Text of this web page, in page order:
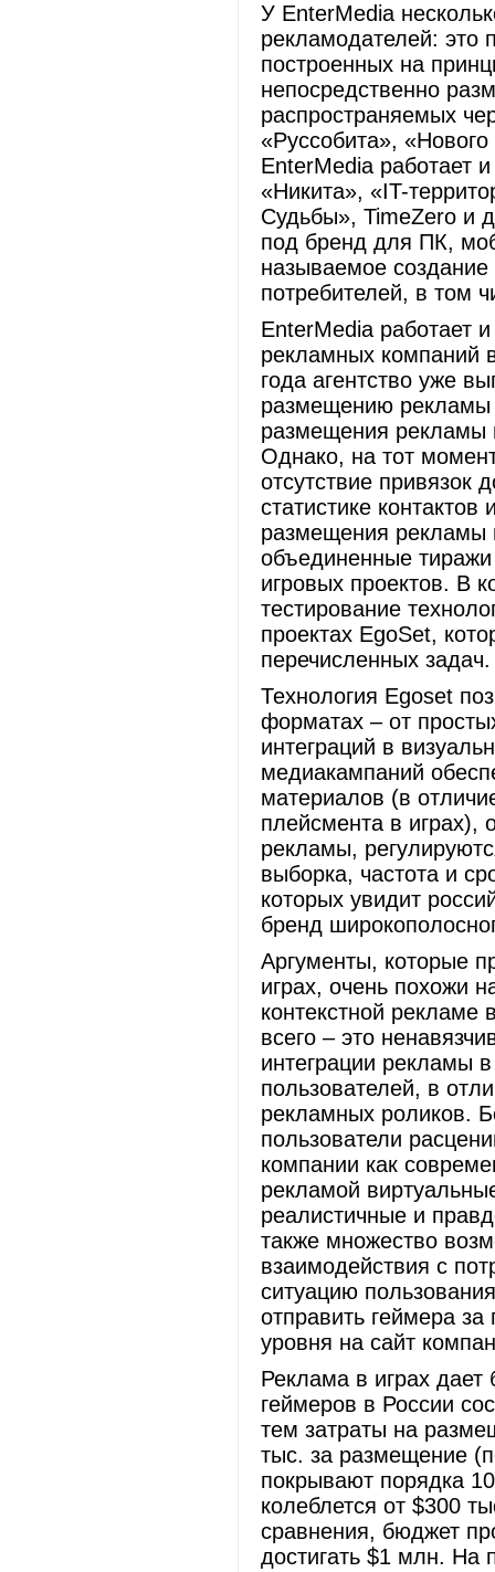
У EnterMedia
рекламодателей: это
построенных на
непосредственно
распространяемых
«Руссобита»,
EnterMedia работает
«Никита», «IT-
Судьбы», TimeZero и
под бренд для ПК,
называемое создание
потребителей, в том
EnterMedia работает
рекламных компаний
года агентство уже
размещению рекламы
размещения рекламы
Однако, на тот
отсутствие привязок
статистике
размещения рекламы
объединенные
игровых проектов. В
тестирование
проектах EgoSet,
перечисленных задач.
Технология Egoset
форматах – от
интеграций в
медиакампаний
материалов (в
плейсмента в играх),
рекламы,
выборка, частота и
которых увидит
бренд
Аргументы, которые
играх, очень похожи
контекстной
всего – это
интеграции рекламы
пользователей, в
рекламных роликов.
пользователи
компании как
рекламой
реалистичные и
также множество
взаимодействия с
ситуацию
отправить геймера
уровня на сайт
Реклама в играх дает
геймеров в России
тем затраты на
тыс. за размещение
покрывают порядка
колеблется от $300
сравнения, бюджет
достигать $1 млн. На